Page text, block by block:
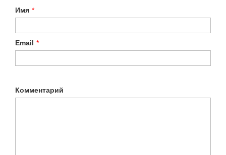
Имя *
Email *
Комментарий